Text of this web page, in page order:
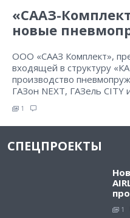
«СААЗ-
новые
ООО «СААЗ Комплект»,
входящей в структуру
производство
ГАЗон NEXT, ГАЗель CITY
1
СПЕЦПРОЕКТЫ
1